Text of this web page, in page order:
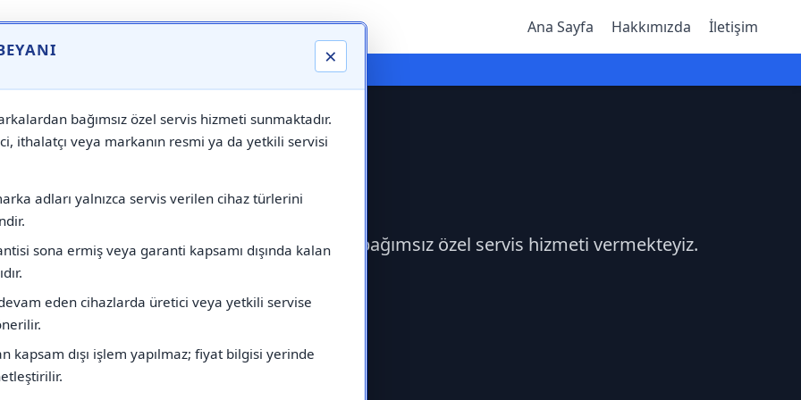
×
bağımsız özel servis hizmeti sunmaktadır.
ithalatçı veya markanın resmi ya da yetkili servisi
adları yalnızca servis verilen cihaz türlerini
sona ermiş veya garanti kapsamı dışında kalan
eden cihazlarda üretici veya yetkili servise
kapsam dışı işlem yapılmaz; fiyat bilgisi yerinde
Ana Sayfa Hakkımızda İletişim
⚠️ Markadan Bağımsız "Özel Servis" Hizmeti
Arçelik Servisi çağırabilirsiniz.Markadan bağımsız özel servis hizmeti vermekteyiz.